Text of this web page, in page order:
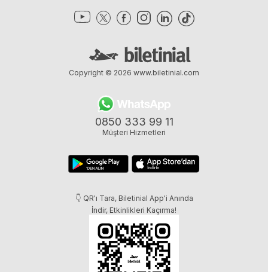
0850 333 99 11
Müşteri Hizmetleri
👇 QR'ı Tara, Biletinial App'i Anında
İndir, Etkinlikleri Kaçırma!
Copyright © 2026 www.biletinial.com